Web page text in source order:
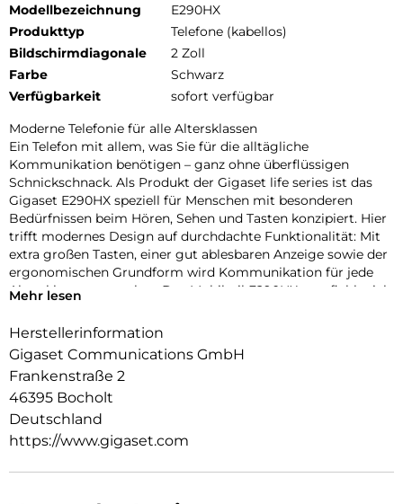
Modellbezeichnung
E290HX
Produkttyp
Telefone (kabellos)
Bildschirmdiagonale
2 Zoll
Farbe
Schwarz
Verfügbarkeit
sofort verfügbar
Moderne Telefonie für alle Altersklassen
Ein Telefon mit allem, was Sie für die alltägliche
Kommunikation benötigen – ganz ohne überflüssigen
Schnickschnack. Als Produkt der Gigaset life series ist das
Gigaset E290HX speziell für Menschen mit besonderen
Bedürfnissen beim Hören, Sehen und Tasten konzipiert. Hier
trifft modernes Design auf durchdachte Funktionalität: Mit
extra großen Tasten, einer gut ablesbaren Anzeige sowie der
ergonomischen Grundform wird Kommunikation für jede
Altersklasse angenehm. Das Mobilteil E290HX empfiehlt sich
Routern sowie als Erweiterungs-Mobilteil für Gigaset-
Mehr Flexibilität dank IP-Technologie
Digital und internetbasiert, so geht Telefonieren heute. Mit
dem neuen Telefonstandard „Voice over IP“ profitieren Sie
von zahlreichen Vorteilen, wie ausgezeichnete Klangqualität
in HD, drei Rufnummern pro Anschluss und der Möglichkeit,
Vorzüge der neuen Technologie voll aus. Kompatibel mit
Mehr lesen
Herstellerinformation
Gigaset Communications GmbH
Frankenstraße 2
46395 Bocholt
Deutschland
https://www.gigaset.com